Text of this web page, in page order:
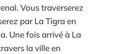
Vous traverserez
par La Tigra en
Une fois arrivé à La
la ville en